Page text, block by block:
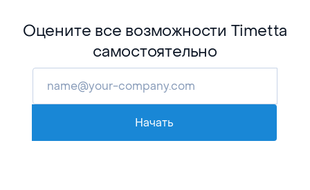
Оцените все возможности Timetta
самостоятельно
Начать